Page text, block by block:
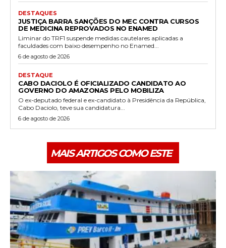
DESTAQUES
JUSTIÇA BARRA SANÇÕES DO MEC CONTRA CURSOS
DE MEDICINA REPROVADOS NO ENAMED
Liminar do TRF1 suspende medidas cautelares aplicadas a
faculdades com baixo desempenho no Enamed...
6 de agosto de 2026
DESTAQUE
CABO DACIOLO É OFICIALIZADO CANDIDATO AO
GOVERNO DO AMAZONAS PELO MOBILIZA
O ex-deputado federal e ex-candidato à Presidência da República,
Cabo Daciolo, teve sua candidatura...
6 de agosto de 2026
MAIS ARTIGOS COMO ESTE